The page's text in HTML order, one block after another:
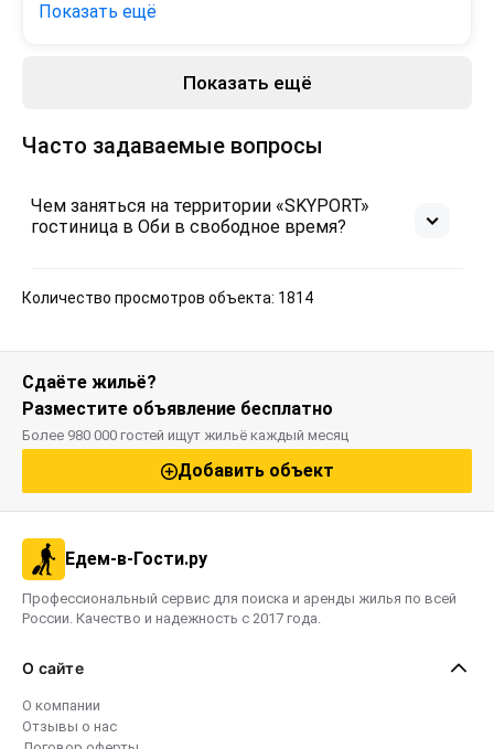
Показать ещё
Показать ещё
Часто задаваемые вопросы
Чем заняться на территории «SKYPORT»
гостиница в Оби в свободное время?
Количество просмотров объекта: 1814
Сдаёте жильё?
Разместите объявление бесплатно
Более 980 000 гостей ищут жильё каждый месяц
Добавить объект
Едем-в-Гости.ру
Профессиональный сервис для поиска и аренды жилья по всей
России. Качество и надежность с 2017 года.
О сайте
О компании
Отзывы о нас